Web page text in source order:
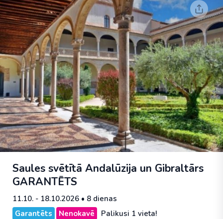
Saules svētītā Andalūzija un Gibraltārs
GARANTĒTS
11.10. - 18.10.2026 • 8 dienas
Garantēts
Nenokavē
Palikusi 1 vieta!